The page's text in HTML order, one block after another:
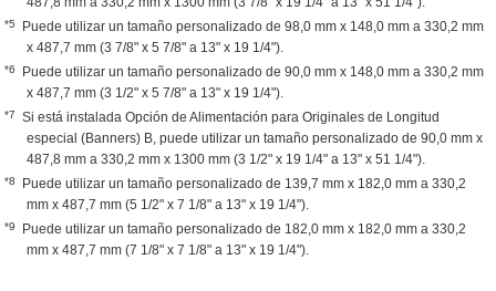
*5
Puede utilizar un tamaño personalizado de 98,0 mm x 148,0 mm a 330,2 mm
x 487,7 mm (3 7/8" x 5 7/8" a 13" x 19 1/4").
*6
Puede utilizar un tamaño personalizado de 90,0 mm x 148,0 mm a 330,2 mm
x 487,7 mm (3 1/2" x 5 7/8" a 13" x 19 1/4").
*7
Si está instalada Opción de Alimentación para Originales de Longitud
especial (Banners) B, puede utilizar un tamaño personalizado de 90,0 mm x
487,8 mm a 330,2 mm x 1300 mm (3 1/2" x 19 1/4" a 13" x 51 1/4").
*8
Puede utilizar un tamaño personalizado de 139,7 mm x 182,0 mm a 330,2
mm x 487,7 mm (5 1/2" x 7 1/8" a 13" x 19 1/4").
*9
Puede utilizar un tamaño personalizado de 182,0 mm x 182,0 mm a 330,2
mm x 487,7 mm (7 1/8" x 7 1/8" a 13" x 19 1/4").